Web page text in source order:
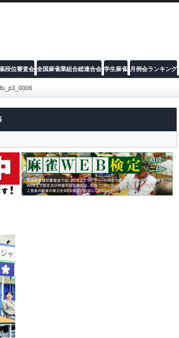
段位審査会 全国麻雀業組合総連合会 学生麻雀 月例会ランキング